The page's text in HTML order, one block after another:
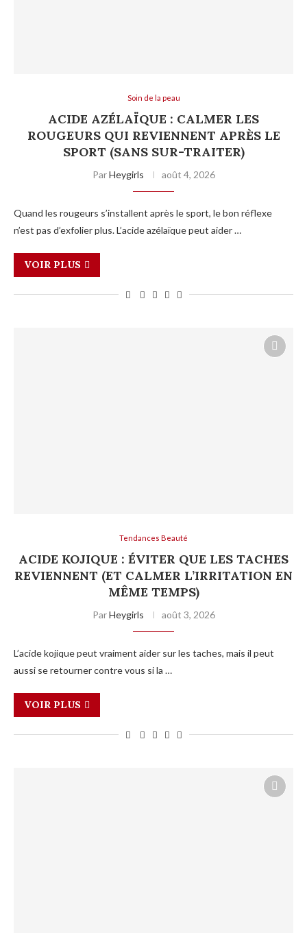
Soin de la peau
ACIDE AZÉLAÏQUE : CALMER LES
ROUGEURS QUI REVIENNENT APRÈS LE
SPORT (SANS SUR-TRAITER)
ParHeygirls août 4, 2026
Quand les rougeurs s’installent après le sport, le bon réflexe
n’est pas d’exfolier plus. L’acide azélaïque peut aider …
VOIR PLUS
Tendances Beauté
ACIDE KOJIQUE : ÉVITER QUE LES TACHES
REVIENNENT (ET CALMER L’IRRITATION EN
MÊME TEMPS)
ParHeygirls août 3, 2026
L’acide kojique peut vraiment aider sur les taches, mais il peut
aussi se retourner contre vous si la …
VOIR PLUS